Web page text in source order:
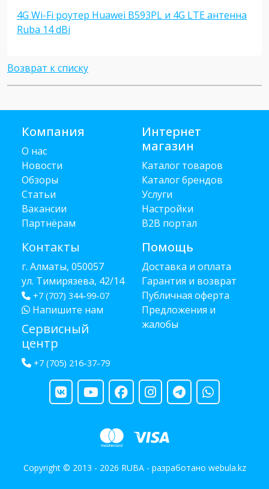
4G Wi-Fi роутер Huawei B593PL и 4G LTE антенна
Ruba 14 dBi
Возврат к списку
Компания
О нас
Новости
Обзоры
Статьи
Вакансии
Партнёрам
Контакты
г. Алматы, 050057
ул. Тимирязева, 42/14
+7 (707) 344-99-07
Напишите нам
Сервисный
центр
+7 (705) 216-37-79
Интернет
магазин
Каталог товаров
Каталог брендов
Услуги
Настройки
B2B портал
Помощь
Доставка и оплата
Гарантия и возврат
Публичная оферта
Предложения и
жалобы
Copyright © 2013 - 2026 RUBA - разработано webula.kz